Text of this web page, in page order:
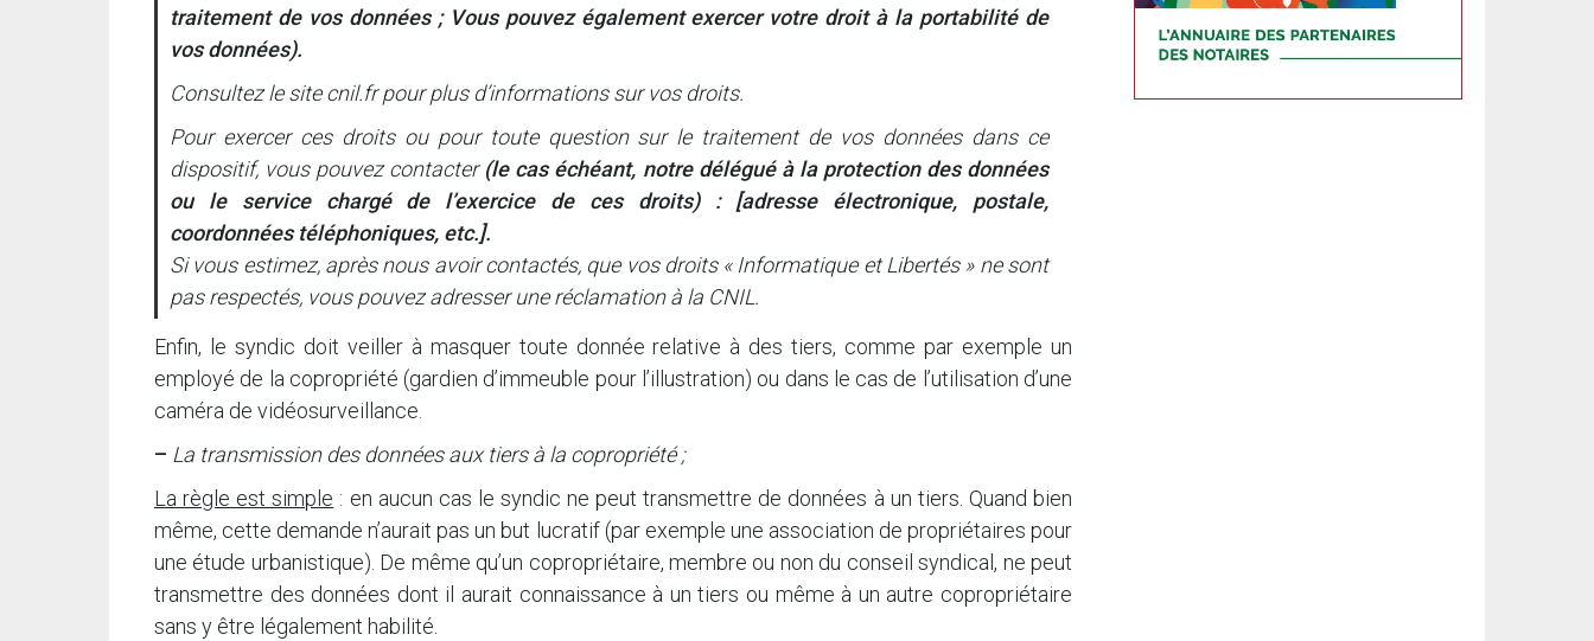
traitement de vos données ; Vous pouvez également exercer votre droit à la portabilité de
vos données).
Consultez le site cnil.fr pour plus d’informations sur vos droits.
Pour exercer ces droits ou pour toute question sur le traitement de vos données dans ce
dispositif, vous pouvez contacter (le cas échéant, notre délégué à la protection des données
ou le service chargé de l’exercice de ces droits) : [adresse électronique, postale,
coordonnées téléphoniques, etc.].
Si vous estimez, après nous avoir contactés, que vos droits « Informatique et Libertés » ne sont
pas respectés, vous pouvez adresser une réclamation à la CNIL.
Enfin, le syndic doit veiller à masquer toute donnée relative à des tiers, comme par exemple un
employé de la copropriété (gardien d’immeuble pour l’illustration) ou dans le cas de l’utilisation d’une
caméra de vidéosurveillance.
– La transmission des données aux tiers à la copropriété ;
La règle est simple : en aucun cas le syndic ne peut transmettre de données à un tiers. Quand bien
même, cette demande n’aurait pas un but lucratif (par exemple une association de propriétaires pour
une étude urbanistique). De même qu’un copropriétaire, membre ou non du conseil syndical, ne peut
transmettre des données dont il aurait connaissance à un tiers ou même à un autre copropriétaire
sans y être légalement habilité.